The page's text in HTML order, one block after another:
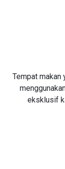
Tempat
eksklusif